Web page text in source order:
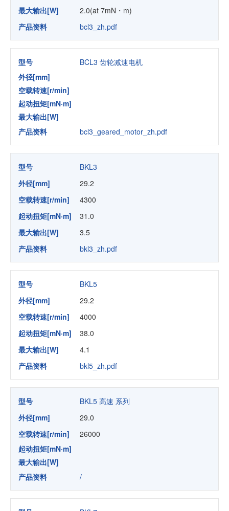
最大输出[W]
2.0(at 7mN・m)
产品资料
bcl3_zh.pdf
型号
BCL3 齿轮减速电机
外径[mm]
空载转速[r/min]
起动扭矩[mN·m]
最大输出[W]
产品资料
bcl3_geared_motor_zh.pdf
型号
BKL3
外径[mm]
29.2
空载转速[r/min]
4300
起动扭矩[mN·m]
31.0
最大输出[W]
3.5
产品资料
bkl3_zh.pdf
型号
BKL5
外径[mm]
29.2
空载转速[r/min]
4000
起动扭矩[mN·m]
38.0
最大输出[W]
4.1
产品资料
bkl5_zh.pdf
型号
BKL5 高速 系列
外径[mm]
29.0
空载转速[r/min]
26000
起动扭矩[mN·m]
最大输出[W]
产品资料
/